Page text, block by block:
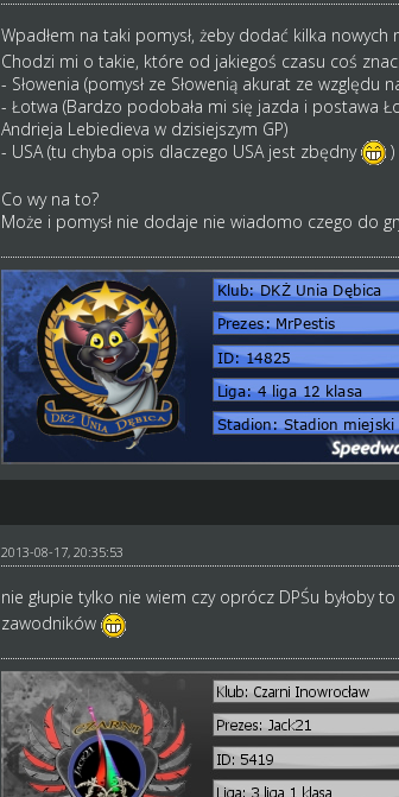
Wpadłem na taki pomysł, żeby dodać kilka
Chodzi mi o takie, które od jakiegoś czasu coś
- Słowenia (pomysł ze Słowenią akurat ze
- Łotwa (Bardzo podobała mi się jazda i postawa
Andrieja Lebiedieva w dzisiejszym GP)
- USA (tu chyba opis dlaczego USA jest zbędny
)
Co wy na to?
Może i pomysł nie dodaje nie wiadomo czego do
2013-08-17, 20:35:53
nie głupie tylko nie wiem czy oprócz DPŚu byłoby
zawodników